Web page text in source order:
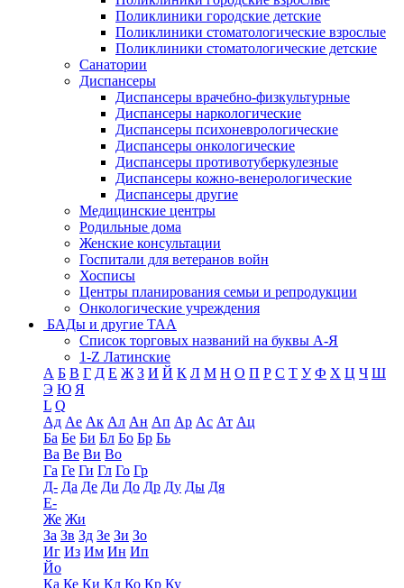
Поликлиники городские детские
Поликлиники стоматологические взрослые
Поликлиники стоматологические детские
Санатории
Диспансеры
Диспансеры врачебно-физкультурные
Диспансеры наркологические
Диспансеры психоневрологические
Диспансеры онкологические
Диспансеры противотуберкулезные
Диспансеры кожно-венерологические
Диспансеры другие
Медицинские центры
Родильные дома
Женские консультации
Госпитали для ветеранов войн
Хосписы
Центры планирования семьи и репродукции
Онкологические учреждения
БАДы и другие ТАА
Список торговых названий на буквы А-Я
1-Z Латинские
А Б В Г Д Е Ж З И Й К Л М Н О П Р С Т У Ф Х Ц Ч Ш
Э Ю Я
L Q
Ад Ае Ак Ал Ан Ап Ар Ас Ат Ац
Ба Бе Би Бл Бо Бр Бь
Ва Ве Ви Во
Га Ге Ги Гл Го Гр
Д- Да Де Ди До Др Ду Ды Дя
Е-
Же Жи
За Зв Зд Зе Зи Зо
Иг Из Им Ин Ип
Йо
Ка Ке Ки Кл Ко Кр Ку